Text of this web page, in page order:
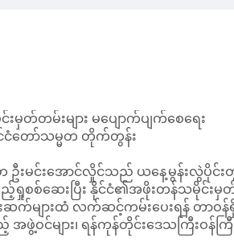
တမ်းများ မပျောက်ပျက်စေရေး
ငံတော်သမ္မတ တိုက်တွန်း
တ ဦးမင်းအောင်လှိုင်သည် ယနေ့မွန်းလွဲပို
ဆေးပြီး နိုင်ငံ၏အဖိုးတန်သမိုင်းမှတ်တမ်
ဆက်များထံ လက်ဆင့်ကမ်းပေးရန် တာဝန်
များ၊ ရန်ကုန်တိုင်းဒေသကြီးဝန်ကြီး